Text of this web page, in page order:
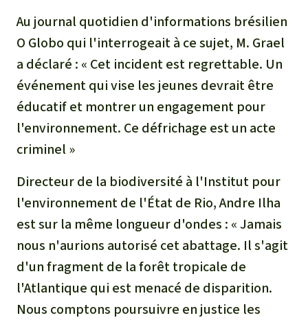
Le bois tropical
Les biocarburants
L’aluminium
L'or
L'accaparement des terres
Le braconnage
Les barrages
Rapports annuels
Mentions légales
Médias
Dans la presse
Italiano
Português
Indonesia
Amérique latine
Au journal quotidien d'informations brésilien
O Globo qui l'interrogeait à ce sujet, M. Grael
a déclaré : « Cet incident est regrettable. Un
événement qui vise les jeunes devrait être
éducatif et montrer un engagement pour
l'environnement. Ce défrichage est un acte
criminel »
Directeur de la biodiversité à l'Institut pour
l'environnement de l'État de Rio, Andre Ilha
est sur la même longueur d'ondes : « Jamais
nous n'aurions autorisé cet abattage. Il s'agit
d'un fragment de la forêt tropicale de
l'Atlantique qui est menacé de disparition.
Nous comptons poursuivre en justice les